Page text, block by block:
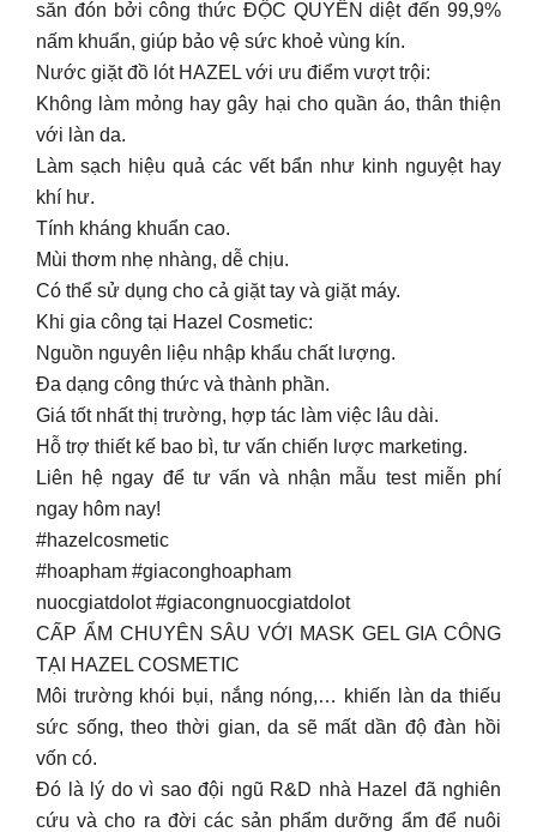
săn đón bởi công thức ĐỘC QUYỀN diệt đến 99,9%
nấm khuẩn, giúp bảo vệ sức khoẻ vùng kín.
Nước giặt đồ lót HAZEL với ưu điểm vượt trội:
Không làm mỏng hay gây hại cho quần áo, thân thiện
với làn da.
Làm sạch hiệu quả các vết bẩn như kinh nguyệt hay
khí hư.
Tính kháng khuẩn cao.
Mùi thơm nhẹ nhàng, dễ chịu.
Có thể sử dụng cho cả giặt tay và giặt máy.
Khi gia công tại Hazel Cosmetic:
Nguồn nguyên liệu nhập khẩu chất lượng.
Đa dạng công thức và thành phần.
Giá tốt nhất thị trường, hợp tác làm việc lâu dài.
Hỗ trợ thiết kế bao bì, tư vấn chiến lược marketing.
Liên hệ ngay để tư vấn và nhận mẫu test miễn phí
ngay hôm nay!
#hazelcosmetic
#hoapham #giaconghoapham
nuocgiatdolot #giacongnuocgiatdolot
CẤP ẨM CHUYÊN SÂU VỚI MASK GEL GIA CÔNG
TẠI HAZEL COSMETIC
Môi trường khói bụi, nắng nóng,… khiến làn da thiếu
sức sống, theo thời gian, da sẽ mất dần độ đàn hồi
vốn có.
Đó là lý do vì sao đội ngũ R&D nhà Hazel đã nghiên
cứu và cho ra đời các sản phẩm dưỡng ẩm để nuôi